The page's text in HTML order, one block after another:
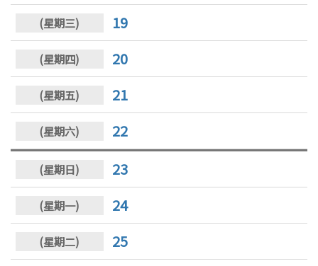
19
20
21
22
23
24
25